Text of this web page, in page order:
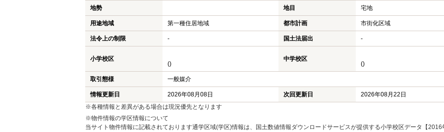
地勢 地目 宅地
用途地域 第一種住居地域 都市計画 市街化区域
法令上の制限 - 国土法届出 -
小学校区
()
中学校区
()
取引態様 一般媒介
情報更新日 2026年08月08日 次回更新日
2026年08月22日
※各種情報と差異がある場合は現況優先となります
※物件情報の学区情報について
当サイト物件情報に記載されております通学区域(学区)情報は、国土数値情報ダウンロードサービスが提供する小学校区データ【2016